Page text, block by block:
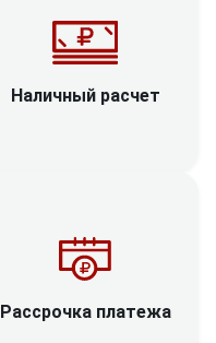
Наличный расчет
Рассрочка платежа